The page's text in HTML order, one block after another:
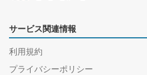
サービス関連情報
利用規約
プライバシーポリシー